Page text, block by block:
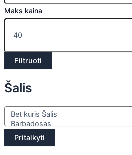
Maks kaina
Filtruoti
Šalis
Pritaikyti